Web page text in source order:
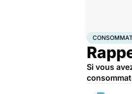
AccueilSanté
Si vous